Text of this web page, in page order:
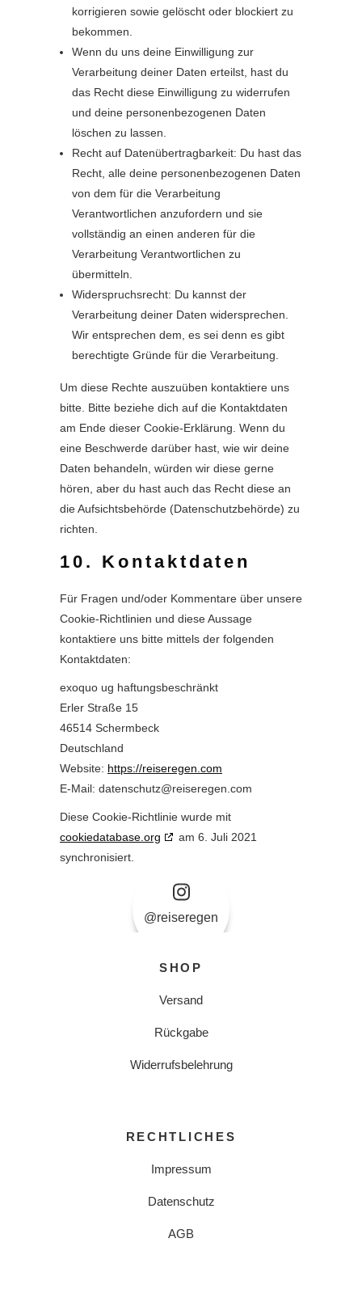
korrigieren sowie gelöscht oder blockiert zu
bekommen.
Wenn du uns deine Einwilligung zur
Verarbeitung deiner Daten erteilst, hast du
das Recht diese Einwilligung zu widerrufen
und deine personenbezogenen Daten
löschen zu lassen.
Recht auf Datenübertragbarkeit: Du hast das
Recht, alle deine personenbezogenen Daten
von dem für die Verarbeitung
Verantwortlichen anzufordern und sie
vollständig an einen anderen für die
Verarbeitung Verantwortlichen zu
übermitteln.
Widerspruchsrecht: Du kannst der
Verarbeitung deiner Daten widersprechen.
Wir entsprechen dem, es sei denn es gibt
berechtigte Gründe für die Verarbeitung.
Um diese Rechte auszuüben kontaktiere uns
bitte. Bitte beziehe dich auf die Kontaktdaten
am Ende dieser Cookie-Erklärung. Wenn du
eine Beschwerde darüber hast, wie wir deine
Daten behandeln, würden wir diese gerne
hören, aber du hast auch das Recht diese an
die Aufsichtsbehörde (Datenschutzbehörde) zu
richten.
10. Kontaktdaten
Für Fragen und/oder Kommentare über unsere
Cookie-Richtlinien und diese Aussage
kontaktiere uns bitte mittels der folgenden
Kontaktdaten:
exoquo ug haftungsbeschränkt
Erler Straße 15
46514 Schermbeck
Deutschland
Website: https://reiseregen.com
E-Mail: datenschutz@reiseregen.com
Diese Cookie-Richtlinie wurde mit
cookiedatabase.org
am 6. Juli 2021
synchronisiert.
@reiseregen
SHOP
Versand
Rückgabe
Widerrufsbelehrung
RECHTLICHES
Impressum
Datenschutz
AGB